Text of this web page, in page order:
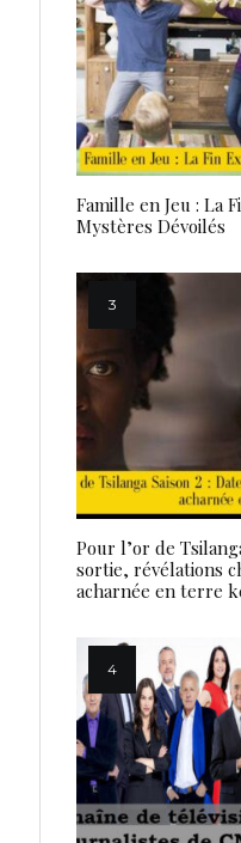
Famille en Jeu : La
Mystères Dévoilés
Pour l’or de
sortie, révélations
acharnée en terre